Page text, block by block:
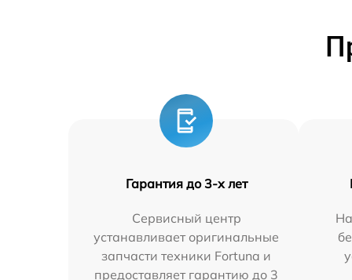
Гарантия до 3-х лет
Сервисный центр
устанавливает оригинальные
запчасти техники Fortuna и
предоставляет гарантию до 3